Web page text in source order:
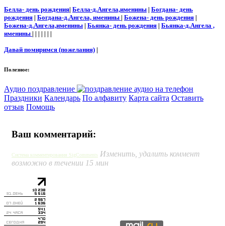
Белла- день рождения| Белла-д.Ангела,именины | Богдана- день
рождения | Богдана-д.Ангела, именины | Божена- день рождения |
Божена-д.Ангела,именины | Бьянка- день рождения | Бьянка-д.Ангела ,
именины | | | | | | |
Давай помиримся (пожелания) |
Полезное:
Аудио поздравление
Праздники Календарь По алфавиту Карта сайта Оставить
отзыв Помощь
Ваш комментарий:
Система комментирования SigComments Изменить, удалить коммент
возможно в течении 15 мин